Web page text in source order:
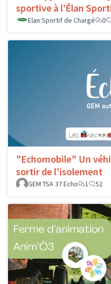
sportive à l’Élan
Elan Sportif de Chargé 0
"Echomobile" Un
sortir de l'isolement
GEM TSA 37 Echo
1 52